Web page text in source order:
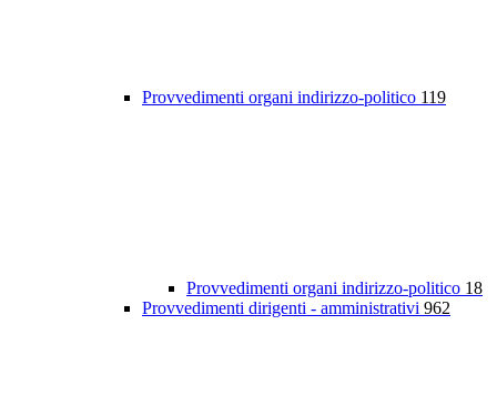
Provvedimenti organi indirizzo-politico 119
Provvedimenti organi indirizzo-politico 18
Provvedimenti dirigenti - amministrativi 962